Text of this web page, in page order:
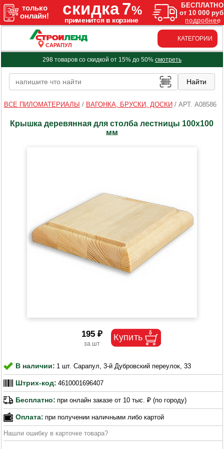
САРАПУЛ
КАТЕГОРИИ
298 товаров со скидкой от 15% до 50% смотреть
ВСЕ ПИЛОМАТЕРИАЛЫ / ВАГОНКА, БРУСКИ, ДОСКИ / АРТ. A08586
Крышка деревянная для столба лестницы 100х100
мм
195 ₽
В наличии: 1 шт. Сарапул, 3-й Дубровский переулок, 33
Штрих-код: 4610001696407
Бесплатно: при онлайн заказе от 10 тыс. ₽ (по городу)
Оплата: при получении наличными либо картой
Нашли ошибку в карточке товара?